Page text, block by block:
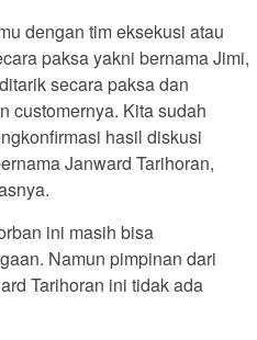
dengan tim eksekusi atau
paksa yakni bernama Jimi,
secara paksa dan
customernya. Kita sudah
hasil diskusi
Janward Tarihoran,
ini masih bisa
Namun pimpinan dari
Tarihoran ini tidak ada